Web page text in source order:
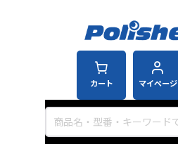
カート マイページ